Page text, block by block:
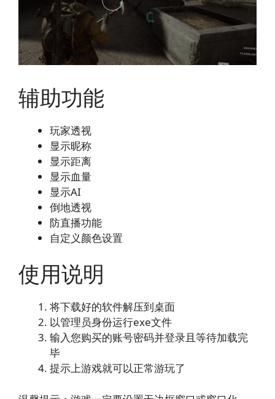
辅助功能
玩家透视
显示昵称
显示距离
显示血量
显示AI
倒地透视
防直播功能
自定义颜色设置
使用说明
将下载好的软件解压到桌面
以管理员身份运行exe文件
输入您购买的账号密码并登录且等待加载完
毕
提示上游戏就可以正常游玩了